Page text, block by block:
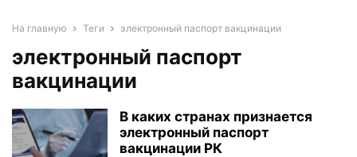
На главную Теги электронный паспорт вакцинации
электронный паспорт
вакцинации
В каких странах признается
электронный паспорт
вакцинации РК